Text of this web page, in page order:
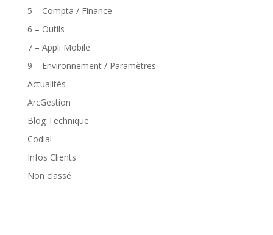
5 – Compta / Finance
6 – Outils
7 – Appli Mobile
9 – Environnement / Paramètres
Actualités
ArcGestion
Blog Technique
Codial
Infos Clients
Non classé